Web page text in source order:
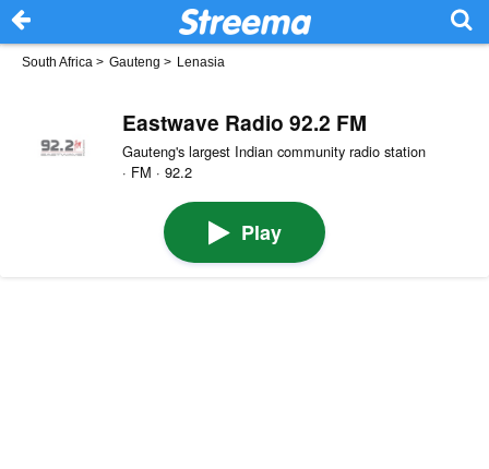
South Africa > Gauteng > Lenasia
Eastwave Radio 92.2 FM
Gauteng's largest Indian community radio station
· FM · 92.2
Play